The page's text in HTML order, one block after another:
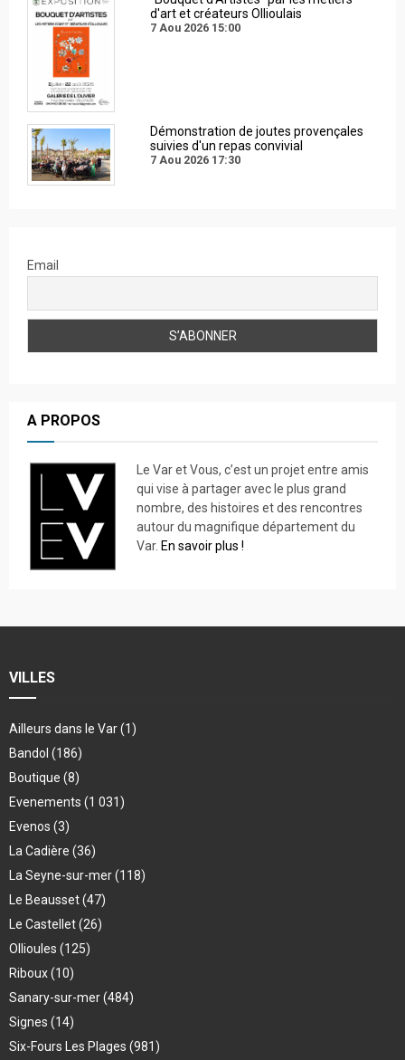
d'art et créateurs Ollioulais
7 Aou 2026 15:00
Démonstration de joutes provençales
suivies d'un repas convivial
7 Aou 2026 17:30
Email
A PROPOS
Le Var et Vous, c’est un projet entre amis
qui vise à partager avec le plus grand
nombre, des histoires et des rencontres
autour du magnifique département du
Var. En savoir plus !
VILLES
Ailleurs dans le Var(1)
Bandol (186)
Boutique (8)
Evenements (1 031)
Evenos (3)
La Cadière (36)
La Seyne-sur-mer(118)
Le Beausset(47)
Le Castellet(26)
Ollioules (125)
Riboux(10)
Sanary-sur-mer(484)
Signes (14)
Six-Fours Les Plages (981)